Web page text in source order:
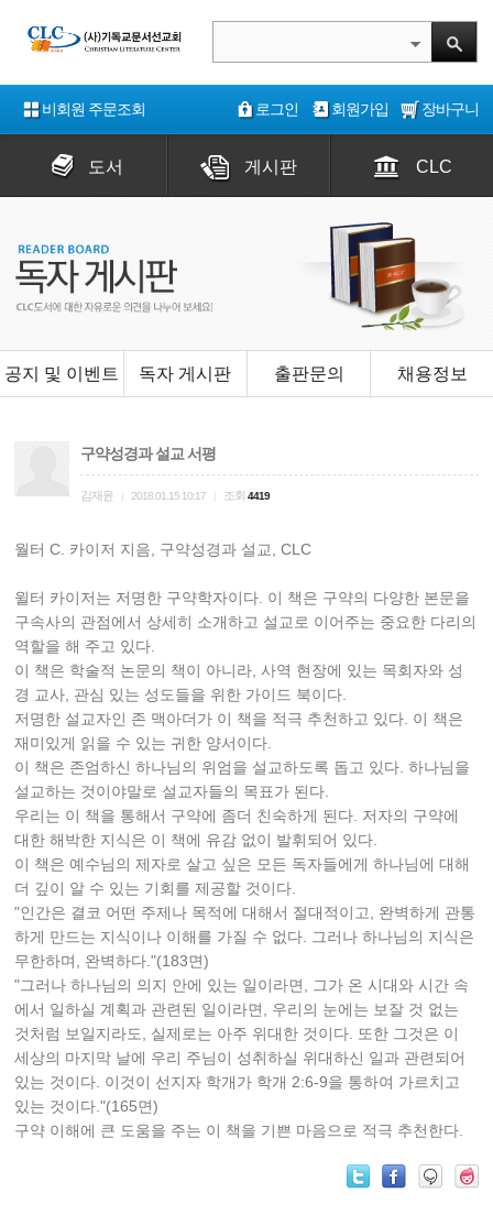
비회원 주문조회 로그인 회원가입 장바구니
도서 게시판 CLC
공지 및 이벤트 독자 게시판 출판문의 채용정보
구약성경과 설교 서평
김재윤 2018.01.15 10:17 조회 4419
월터 C. 카이저 지음, 구약성경과 설교, CLC
윌터 카이저는 저명한 구약학자이다. 이 책은 구약의 다양한 본문을
구속사의 관점에서 상세히 소개하고 설교로 이어주는 중요한 다리의
역할을 해 주고 있다.
이 책은 학술적 논문의 책이 아니라, 사역 현장에 있는 목회자와 성
경 교사, 관심 있는 성도들을 위한 가이드 북이다.
저명한 설교자인 존 맥아더가 이 책을 적극 추천하고 있다. 이 책은
재미있게 읽을 수 있는 귀한 양서이다.
이 책은 존엄하신 하나님의 위엄을 설교하도록 돕고 있다. 하나님을
설교하는 것이야말로 설교자들의 목표가 된다.
우리는 이 책을 통해서 구약에 좀더 친숙하게 된다. 저자의 구약에
대한 해박한 지식은 이 책에 유감 없이 발휘되어 있다.
이 책은 예수님의 제자로 살고 싶은 모든 독자들에게 하나님에 대해
더 깊이 알 수 있는 기회를 제공할 것이다.
"인간은 결코 어떤 주제나 목적에 대해서 절대적이고, 완벽하게 관통
하게 만드는 지식이나 이해를 가질 수 없다. 그러나 하나님의 지식은
무한하며, 완벽하다."(183면)
"그러나 하나님의 의지 안에 있는 일이라면, 그가 온 시대와 시간 속
에서 일하실 계획과 관련된 일이라면, 우리의 눈에는 보잘 것 없는
것처럼 보일지라도, 실제로는 아주 위대한 것이다. 또한 그것은 이
세상의 마지막 날에 우리 주님이 성취하실 위대하신 일과 관련되어
있는 것이다. 이것이 선지자 학개가 학개 2:6-9을 통하여 가르치고
있는 것이다."(165면)
구약 이해에 큰 도움을 주는 이 책을 기쁜 마음으로 적극 추천한다.